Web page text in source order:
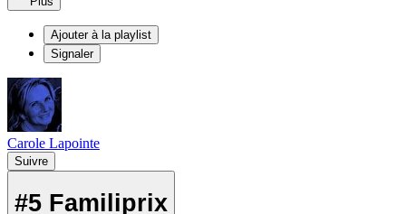
Ajouter à la playlist
Signaler
Carole Lapointe
Suivre
#5 Familiprix